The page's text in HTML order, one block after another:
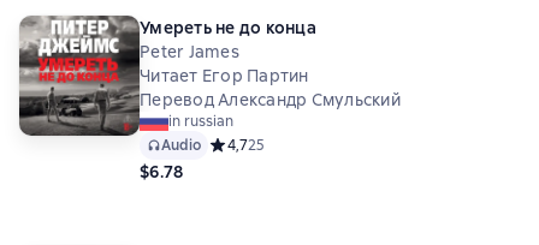
Умереть не до конца
Peter James
Читает Егор Партин
Перевод Александр Смульский
in russian
Audio Средний рейтинг 4,7 на основе 25 оценок
4,725
$6.78